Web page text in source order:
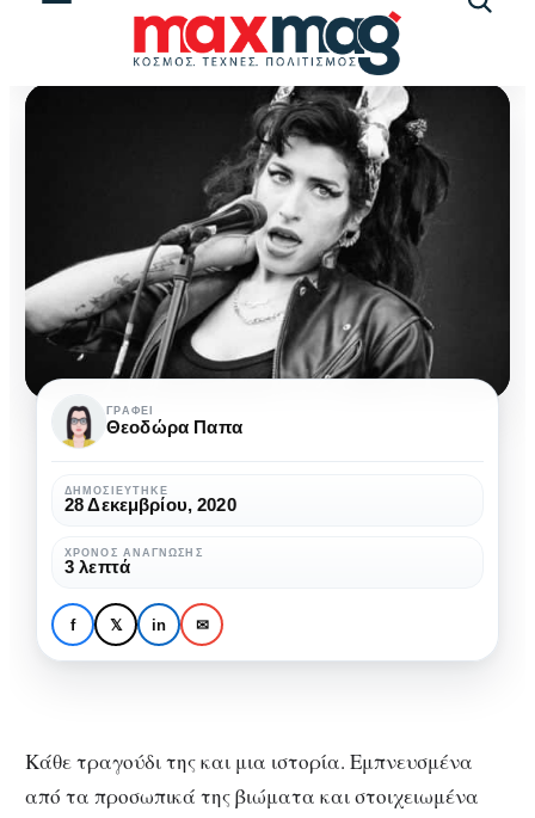
TRACKLISTING ΜΟΥΣΙΚΉ
Τρία τραγούδια που
λατρέψαμε από την
Amy Winehouse
Τρία
τραγούδια
που
λατρέψαμε
από
την
Amy
Winehouse
ΓΡΆΦΕΙ
Θεοδώρα Παπα
ΔΗΜΟΣΙΕΎΤΗΚΕ
28 Δεκεμβρίου, 2020
ΧΡΌΝΟΣ ΑΝΆΓΝΩΣΗΣ
3 λεπτά
f 𝕏 in ✉
Κάθε τραγούδι της και μια ιστορία. Εμπνευσμένα
από τα προσωπικά της βιώματα και στοιχειωμένα